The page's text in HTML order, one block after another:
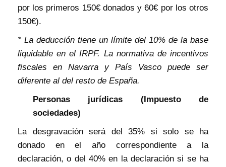
por los primeros 150€ donados y 60€ por los otros
150€).
* La deducción tiene un límite del 10% de la base
liquidable en el IRPF. La normativa de incentivos
fiscales en Navarra y País Vasco puede ser
diferente al del resto de España.
Personas jurídicas (Impuesto de
sociedades)
La desgravación será del 35% si solo se ha
donado en el año correspondiente a la
declaración, o del 40% en la declaración si se ha